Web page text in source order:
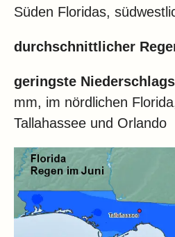
Süden Floridas,
durchschnittlicher
geringste
mm, im nördlichen
Tallahassee und Orlando